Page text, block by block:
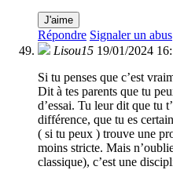
J'aime
Répondre Signaler un abus
Lisou15 19/01/2024
Si tu penses que c’est
Dit à tes parents que tu
d’essai. Tu leur dit que tu
différence, que tu es
( si tu peux ) trouve une
moins stricte. Mais
classique), c’est une